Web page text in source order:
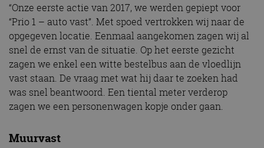
“Onze eerste actie van 2017, we werden gepiept voor
“Prio 1 – auto vast”. Met spoed vertrokken wij naar de
opgegeven locatie. Eenmaal aangekomen zagen wij al
snel de ernst van de situatie. Op het eerste gezicht
zagen we enkel een witte bestelbus aan de vloedlijn
vast staan. De vraag met wat hij daar te zoeken had
was snel beantwoord. Een tiental meter verderop
zagen we een personenwagen kopje onder gaan.
Muurvast